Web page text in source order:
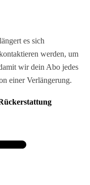
es sich
werden, um
wir dein Abo jedes
einer Verlängerung.